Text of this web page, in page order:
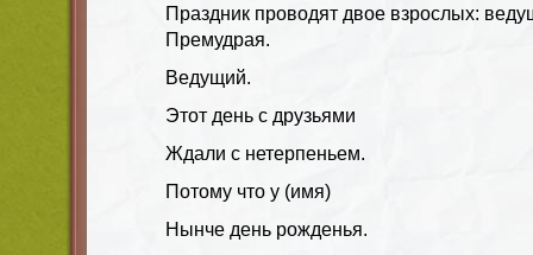
Праздник проводят двое взрослых:
Премудрая.
Ведущий.
Этот день с друзьями
Ждали с нетерпеньем.
Потому что у (имя)
Нынче день рожденья.